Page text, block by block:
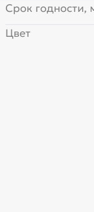
Срок годности,
Цвет